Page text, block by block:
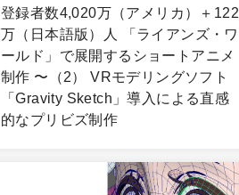
登録者数4,020万（アメリカ）＋122
万（日本語版）人 「ライアンズ・ワ
ールド」で展開するショートアニメ
制作 〜（2） VRモデリングソフト
「Gravity Sketch」導入による直感
的なプリビズ制作